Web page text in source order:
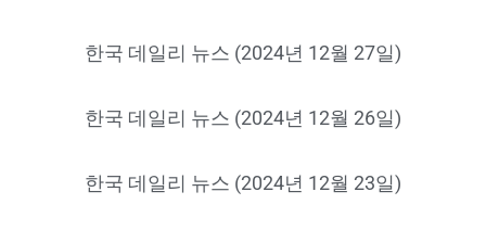
한국 데일리 뉴스 (2024년 12월 27일)
한국 데일리 뉴스 (2024년 12월 26일)
한국 데일리 뉴스 (2024년 12월 23일)